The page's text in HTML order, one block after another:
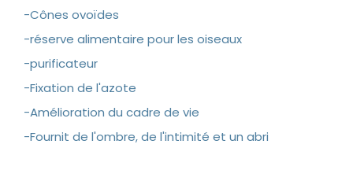
-Cônes ovoïdes
-réserve alimentaire pour les oiseaux
-purificateur
-Fixation de l'azote
-Amélioration du cadre de vie
-Fournit de l'ombre, de l'intimité et un abri